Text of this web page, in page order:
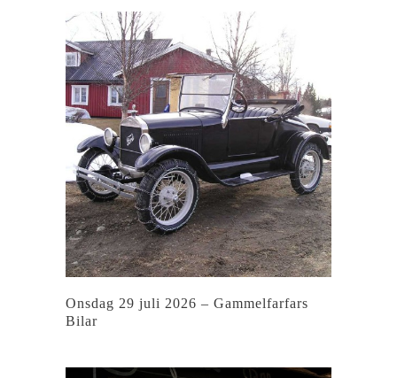
Onsdag 29 juli 2026 – Gammelfarfars
Bilar